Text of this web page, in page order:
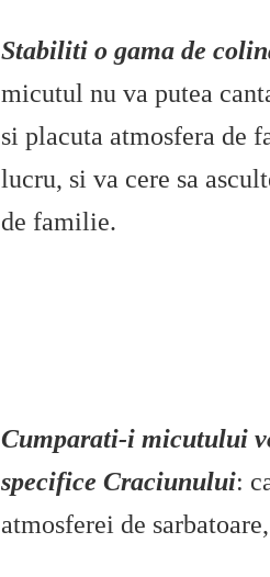
Stabiliti o gama de
micutul nu va putea
si placuta atmosfera de
lucru, si va cere sa
de familie.
Cumparati-i micutului
specifice Craciunului:
atmosferei de